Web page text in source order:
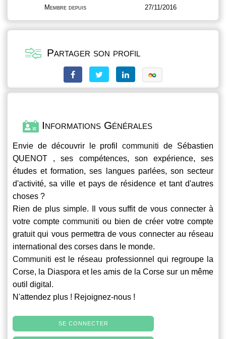
Membre depuis 27/11/2016
Partager son profil
Informations Générales
Envie de découvrir le profilcommuniti de Sébastien
QUENOT , ses compétences, son expérience, ses
études et formation, ses langues parlées, son secteur
d'activité, sa ville et pays de résidence et tant d'autres
choses ?
Rien de plus simple. Il vous suffit de vous connecter à
votre compte communiti ou bien de créer votre compte
gratuit qui vous permettra de vous connecter au réseau
international des corses dans le monde.
Communiti est le réseau professionnel qui regroupe la
Corse, la Diaspora et les amis de la Corse sur un même
outil digital.
N'attendez plus ! Rejoignez-nous !
SE CONNECTER